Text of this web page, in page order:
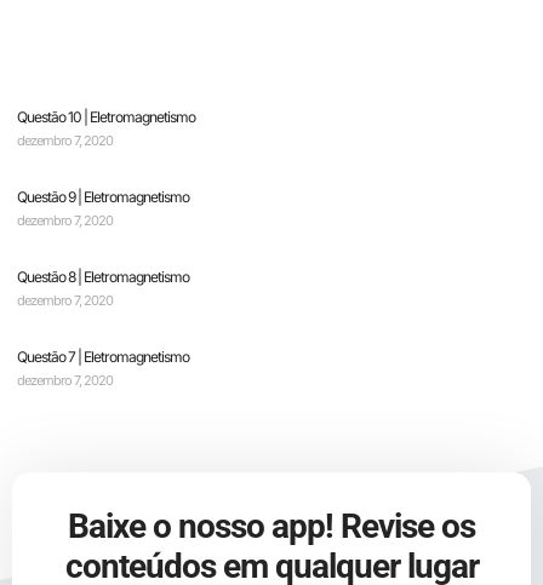
Questão 10 | Eletromagnetismo
dezembro 7, 2020
Questão 9 | Eletromagnetismo
dezembro 7, 2020
Questão 8 | Eletromagnetismo
dezembro 7, 2020
Questão 7 | Eletromagnetismo
dezembro 7, 2020
Baixe o nosso app! Revise os
conteúdos em qualquer lugar